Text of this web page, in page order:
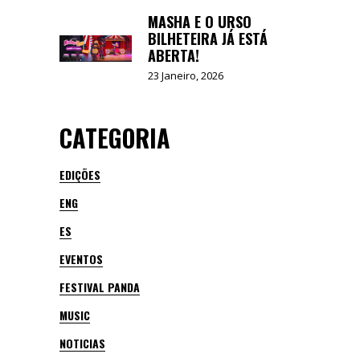
MASHA E O URSO
BILHETEIRA JÁ ESTÁ
ABERTA!
23 Janeiro, 2026
CATEGORIA
EDIÇÕES
ENG
ES
EVENTOS
FESTIVAL PANDA
MUSIC
NOTICIAS